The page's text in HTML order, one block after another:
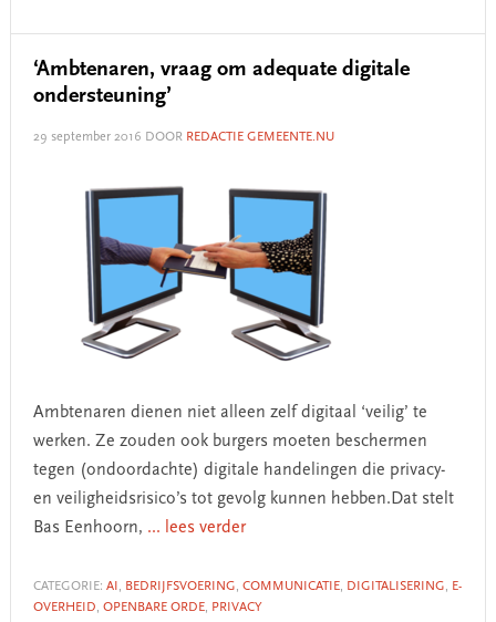
‘Ambtenaren, vraag om adequate digitale
ondersteuning’
29 september 2016 DOOR REDACTIE GEMEENTE.NU
Ambtenaren dienen niet alleen zelf digitaal ‘veilig’ te
werken. Ze zouden ook burgers moeten beschermen
tegen (ondoordachte) digitale handelingen die privacy-
en veiligheidsrisico’s tot gevolg kunnen hebben.Dat stelt
Bas Eenhoorn, ... lees verder
CATEGORIE: AI , BEDRIJFSVOERING, COMMUNICATIE, DIGITALISERING, E-
OVERHEID, OPENBARE ORDE, PRIVACY